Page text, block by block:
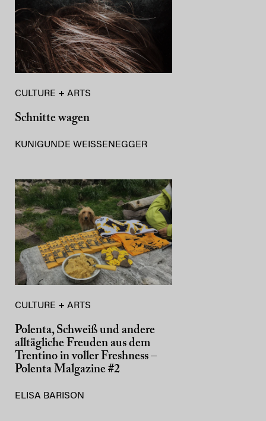
CULTURE + ARTS
Schnitte wagen
KUNIGUNDE WEISSENEGGER
CULTURE + ARTS
Polenta, Schweiß und andere
alltägliche Freuden aus dem
Trentino in voller Freshness –
Polenta Malgazine #2
ELISA BARISON